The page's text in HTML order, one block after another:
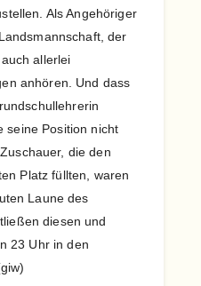
Als Angehöriger
der
allerlei
anhören. Und dass
seine Position nicht
die den
Platz füllten, waren
Laune des
diesen und
23 Uhr in den